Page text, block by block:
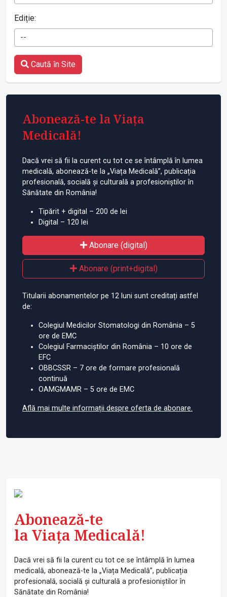
Ediție:
--
Caută în Site
Abonează-te la Viața
Medicală!
Dacă vrei să fii la curent cu tot ce se întâmplă în lumea
medicală, abonează-te la „Viața Medicală”, publicația
profesională, socială și culturală a profesioniștilor în
Sănătate din România!
Tipărit + digital – 200 de lei
Digital – 120 lei
Abonare (digital)
Abonare (print+digital)
Titularii abonamentelor pe 12 luni sunt creditați astfel
de:
Colegiul Medicilor Stomatologi din România – 5
ore de EMC
Colegiul Farmaciștilor din România – 10 ore de
EFC
OBBCSSR – 7 ore de formare profesională
continuă
OAMGMAMR – 5 ore de EMC
Află mai multe informații despre oferta de abonare.
Abonează-te
la Viața Medicală!
Dacă vrei să fii la curent cu tot ce se întâmplă în lumea
medicală, abonează-te la „Viața Medicală”, publicația
profesională, socială și culturală a profesioniștilor în
Sănătate din România!